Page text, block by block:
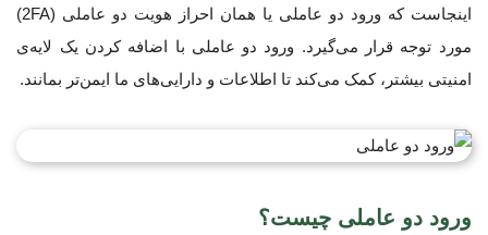
اینجاست که ورود دو عاملی یا همان احراز هویت دو عاملی (2FA)
مورد توجه قرار می‌گیرد. ورود دو عاملی با اضافه کردن یک لایه‌ی
امنیتی بیشتر، کمک می‌کند تا اطلاعات و دارایی‌های ما ایمن‌تر بمانند.
ورود دو عاملی چیست؟